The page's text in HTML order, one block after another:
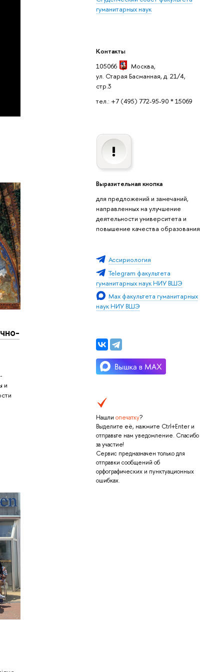
гуманитарных наук
Контакты
105066
Москва,
ул. Старая Басманная, д. 21/4,
стр.3
тел.: +7 (495) 772-95-90 * 15069
Выразительная кнопка
для предложений и замечаний,
направленных на улучшение
деятельности университета и
повышение качества образования
Ассириология
Telegram факультета
гуманитарных наук НИУ ВШЭ
Мах факультета гуманитарных
наук НИУ ВШЭ
Нашли опечатку?
Выделите её, нажмите Ctrl+Enter и
отправьте нам уведомление. Спасибо
за участие!
Сервис предназначен только для
отправки сообщений об
орфографических и пунктуационных
ошибках.
и